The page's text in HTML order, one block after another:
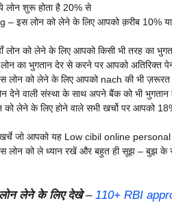
लोन शुरू होता है 20% से
– इस लोन को लेने के लिए आपको क़रीब 10% या
लोन को लेने के लिए आपको किसी भी तरह का
का भुगतान देर से करने पर आपको अतिरिक्त
लोन को लेने के लिए आपको nach की भी
देने वाली संस्था के साथ अपने बैंक को भी भुगतान
लेने के लिए होने वाले सभी खर्चो पर आपको 18%
खर्चे जो आपको यह Low cibil online
लोन को ले ध्यान रखें और बहुत ही सूझ – बुझ के
लेने के लिए देखे– 110+ RBI